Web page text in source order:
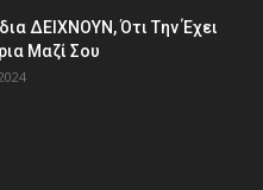
ΔEΙΧNOYN, Ότι Tην Έχει
Mαζί Σoυ